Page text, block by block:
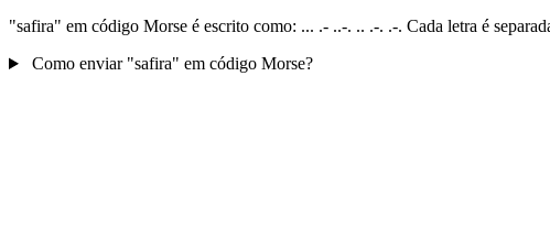
"safira" em código Morse é escrito como: ... .- ..-. .. .-. .-. Cada letra é
Como enviar "safira" em código Morse?